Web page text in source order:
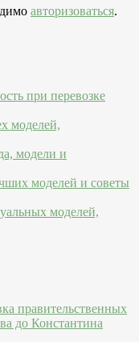
авторизоваться.
при перевозке
моделей,
модели и
моделей и советы
моделей,
правительственных
до Константина